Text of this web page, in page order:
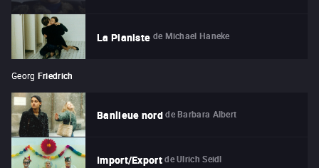
La Pianiste de Michael Haneke
Georg Friedrich
Banlieue nord de Barbara Albert
Import/Export de Ulrich Seidl